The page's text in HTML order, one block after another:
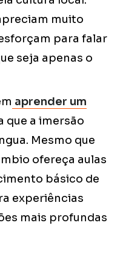
muito
para falar
seja apenas o
aprender um
que a imersão
Mesmo que
ofereça aulas
básico de
experiências
mais profundas